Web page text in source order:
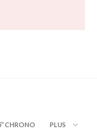
CHRONO PLUS